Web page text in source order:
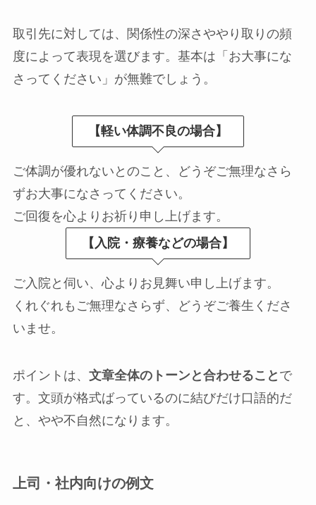
取引先に対しては、関係性の深さややり取りの頻
度によって表現を選びます。基本は「お大事にな
さってください」が無難でしょう。
【軽い体調不良の場合】
ご体調が優れないとのこと、どうぞご無理なさら
ずお大事になさってください。
ご回復を心よりお祈り申し上げます。
【入院・療養などの場合】
ご入院と伺い、心よりお見舞い申し上げます。
くれぐれもご無理なさらず、どうぞご養生くださ
いませ。
ポイントは、 文章全体のトーンと合わせること で
す。文頭が格式ばっているのに結びだけ口語的だ
と、やや不自然になります。
上司・社内向けの例文